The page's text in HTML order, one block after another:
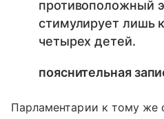
противоположный
стимулирует лишь
четырех детей.
пояснительная
Парламентарии к тому же